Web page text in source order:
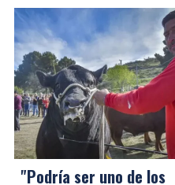
"Podría ser uno de los